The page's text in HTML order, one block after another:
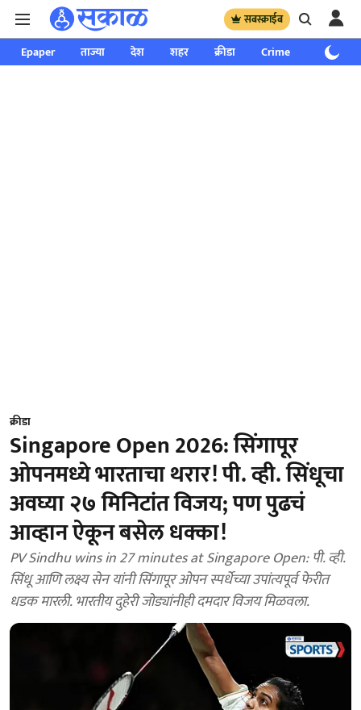
सबस्क्राईब
Epaper ताज्या देश शहर क्रीडा Crime साप्ताहिक
क्रीडा
Singapore Open 2026: सिंगापूर
ओपनमध्ये भारताचा थरार! पी. व्ही. सिंधूचा
अवघ्या २७ मिनिटांत विजय; पण पुढचं
आव्हान ऐकून बसेल धक्का!
PV Sindhu wins in 27 minutes at Singapore Open: पी. व्ही.
सिंधू आणि लक्ष्य सेन यांनी सिंगापूर ओपन स्पर्धेच्या उपांत्यपूर्व फेरीत
धडक मारली. भारतीय दुहेरी जोड्यांनीही दमदार विजय मिळवला.